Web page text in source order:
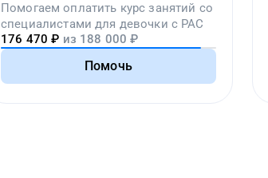
Помогаем оплатить курс занятий со
специалистами для девочки с РАС
176 470 ₽ из 188 000 ₽
Помочь